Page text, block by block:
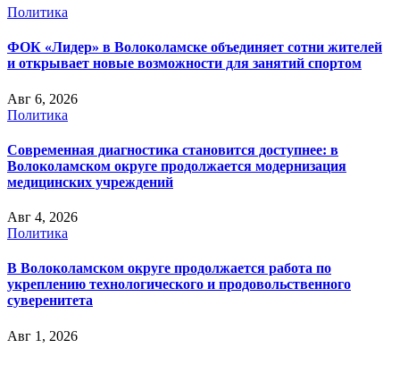
Политика
ФОК «Лидер» в Волоколамске объединяет сотни жителей
и открывает новые возможности для занятий спортом
Авг 6, 2026
Политика
Современная диагностика становится доступнее: в
Волоколамском округе продолжается модернизация
медицинских учреждений
Авг 4, 2026
Политика
В Волоколамском округе продолжается работа по
укреплению технологического и продовольственного
суверенитета
Авг 1, 2026